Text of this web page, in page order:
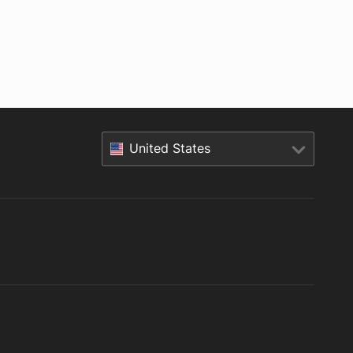
United States